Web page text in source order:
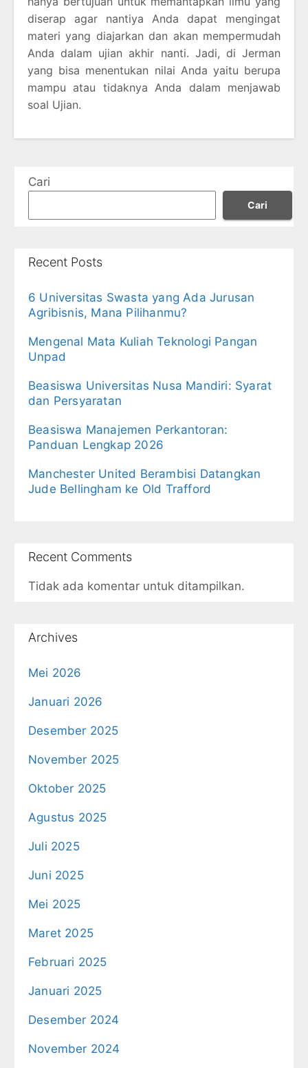
diserap agar nantiya Anda dapat mengingat
materi yang diajarkan dan akan mempermudah
Anda dalam ujian akhir nanti. Jadi, di Jerman
yang bisa menentukan nilai Anda yaitu berupa
mampu atau tidaknya Anda dalam menjawab
soal Ujian.
Cari
Cari
Recent Posts
6 Universitas Swasta yang Ada Jurusan
Agribisnis, Mana Pilihanmu?
Mengenal Mata Kuliah Teknologi Pangan
Unpad
Beasiswa Universitas Nusa Mandiri: Syarat
dan Persyaratan
Beasiswa Manajemen Perkantoran:
Panduan Lengkap 2026
Manchester United Berambisi Datangkan
Jude Bellingham ke Old Trafford
Recent Comments
Tidak ada komentar untuk ditampilkan.
Archives
Mei 2026
Januari 2026
Desember 2025
November 2025
Oktober 2025
Agustus 2025
Juli 2025
Juni 2025
Mei 2025
Maret 2025
Februari 2025
Januari 2025
Desember 2024
November 2024